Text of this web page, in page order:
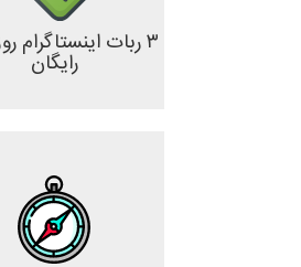
۳ ربات اینستاگرام
رایگان